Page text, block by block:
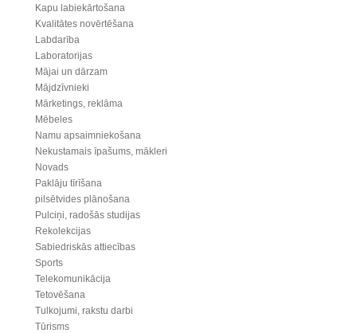
Kapu labiekārtošana
Kvalitātes novērtēšana
Labdarība
Laboratorijas
Mājai un dārzam
Mājdzīvnieki
Mārketings, reklāma
Mēbeles
Namu apsaimniekošana
Nekustamais īpašums, mākleri
Novads
Paklāju tīrīšana
pilsētvides plānošana
Pulciņi, radošās studijas
Rekolekcijas
Sabiedriskās attiecības
Sports
Telekomunikācija
Tetovēšana
Tulkojumi, rakstu darbi
Tūrisms